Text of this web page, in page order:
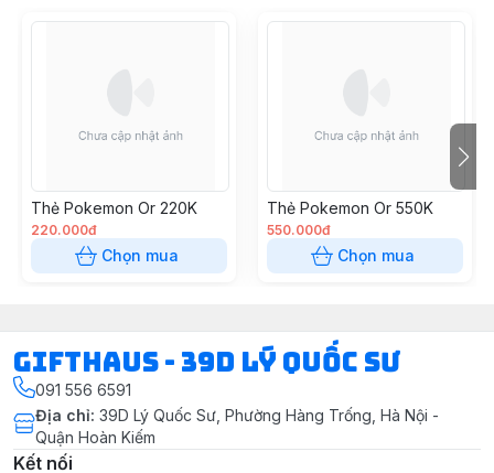
Thẻ Pokemon Or 220K
220.000đ
Chọn mua
Thẻ Pokemon Or 550K
550.000đ
Chọn mua
Gifthaus - 39D Lý Quốc Sư
091 556 6591
Địa chỉ: 39D Lý Quốc Sư, Phường Hàng Trống, Hà Nội -
Quận Hoàn Kiếm
Kết nối